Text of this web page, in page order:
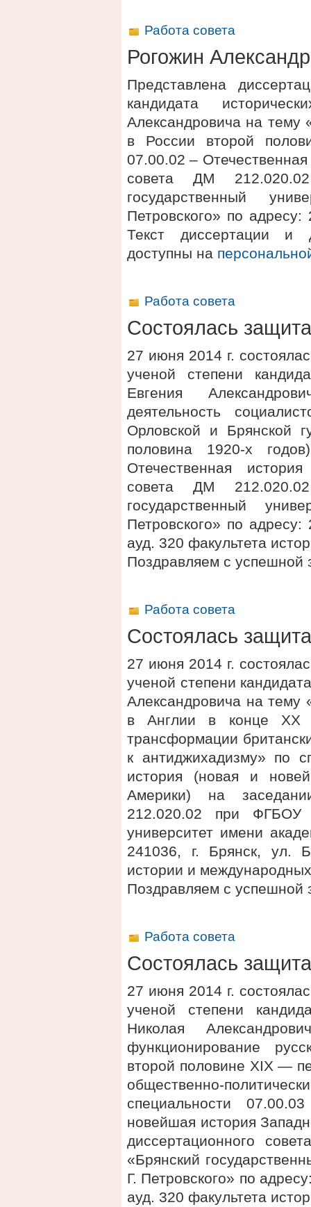
Работа совета
Рогожин
Представлена
кандидата
Александровича на тему
в России второй
07.00.02 –
совета ДМ
государственный
Петровского» по
Текст диссертации и
доступны на
Работа совета
Состоялась защита
27 июня 2014 г.
ученой степени
Евгения
деятельность
Орловской и Брянской
половина 1920-х
Отечественная
совета ДМ
государственный
Петровского» по
ауд. 320 факультета
Поздравляем с успешной
Работа совета
Состоялась защита
27 июня 2014 г.
ученой степени
Александровича на тему
в Англии в конце
трансформации
к антиджихадизму» по
история (новая и
Америки) на
212.020.02 при ФГБОУ
университет имени
241036, г. Брянск, ул.
истории и
Поздравляем с успешной
Работа совета
Состоялась защита
27 июня 2014 г.
ученой степени
Николая
функционирование
второй половине XIX —
общественно-
специальности
новейшая история
диссертационного
«Брянский
Г. Петровского» по
ауд. 320 факультета